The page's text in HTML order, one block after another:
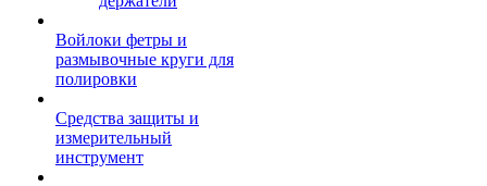
Войлоки фетры и
размывочные круги для
полировки
Средства защиты и
измерительный
инструмент